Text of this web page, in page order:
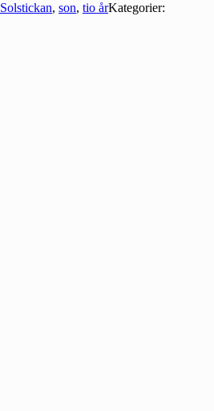
Solstickan, son, tio årKategorier: